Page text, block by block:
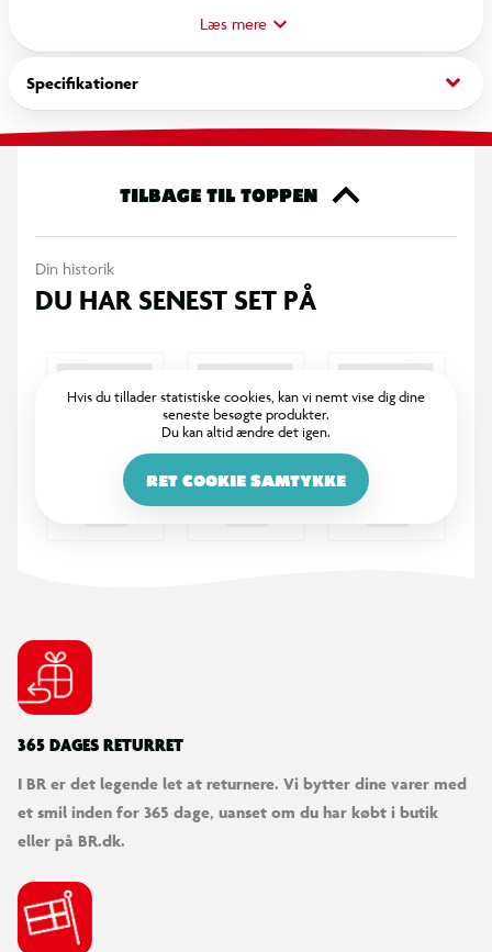
• Diecast City Bus fra Bburago.
• Scale 1:50, Cirka 19 cm lang (kasse 24 x 8 x 6 cm)
• Døre der kan åbne og lukke og rullende hjul.
Bburago er køretøjer i høj kvalitet af plast og metal, med
Læs mere
Specifikationer keyboard_arrow_down
TILBAGE TIL TOPPEN
Din historik
DU HAR SENEST SET PÅ
Hvis du tillader statistiske cookies, kan vi nemt vise dig dine
seneste besøgte produkter.
Du kan altid ændre det igen.
RET COOKIE SAMTYKKE
365 DAGES RETURRET
I BR er det legende let at returnere. Vi bytter dine varer med
et smil inden for 365 dage, uanset om du har købt i butik
eller på BR.dk.